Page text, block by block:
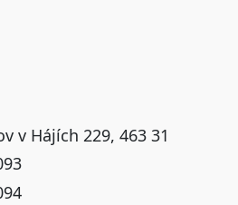
v Hájích 229, 463 31